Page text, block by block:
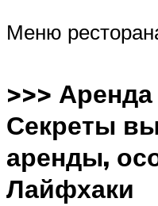
Меню
>>>
Секреты
аренды,
Лайфхаки